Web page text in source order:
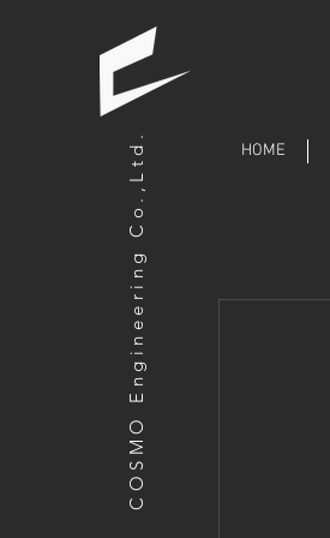
HOME
COSMO Engineering Co.,Ltd.